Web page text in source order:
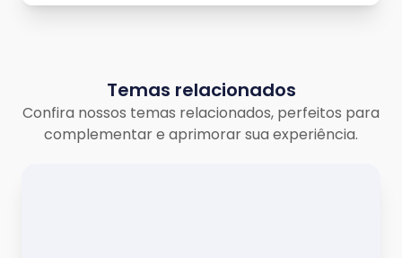
Temas relacionados
Confira nossos temas relacionados, perfeitos para
complementar e aprimorar sua experiência.